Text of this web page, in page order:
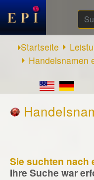
...
Startseite
Handelsnamen
Sie suchten nach
Ihre Suche war